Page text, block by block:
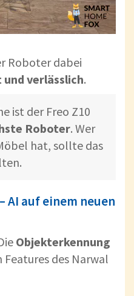
Roboter dabei
verlässlich.
ist der Freo Z10
Roboter. Wer
hat, sollte das
AI auf einem neuen
Objekterkennung
des Narwal